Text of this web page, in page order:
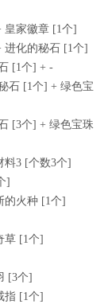
皇家徽章 [1个]
进化的秘石 [1个]
[1个] + -
石 [1个] + 绿色宝
[3个] + 绿色宝珠
料3 [个数3个]
]
的火种 [1个]
草 [1个]
[3个]
指 [1个]